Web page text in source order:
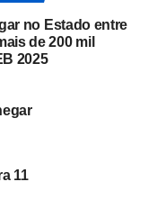
no Estado entre
de 200 mil
2025
11